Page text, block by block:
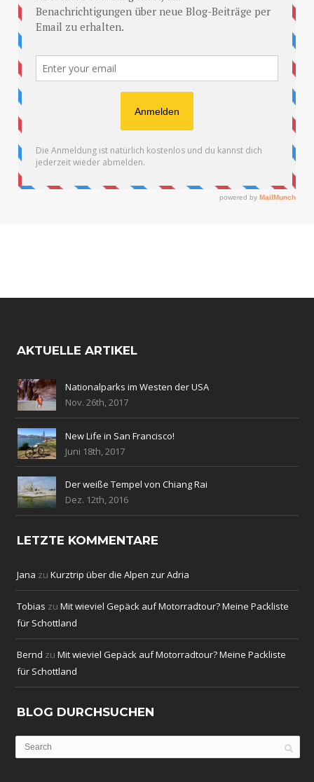
AKTUELLE ARTIKEL
Nationalparks im Westen der USA
Nov. 26th, 2017
New Life in San Francisco!
Juni 18th, 2017
Der weiße Tempel von Chiang Rai
Dez. 12th, 2016
LETZTE KOMMENTARE
Jana zuKurztrip über die Alpen zur Adria
Tobias zuMit wieviel Gepäck auf Motorradtour? Meine Packliste
für Schottland
Bernd zuMit wieviel Gepäck auf Motorradtour? Meine Packliste
für Schottland
BLOG DURCHSUCHEN